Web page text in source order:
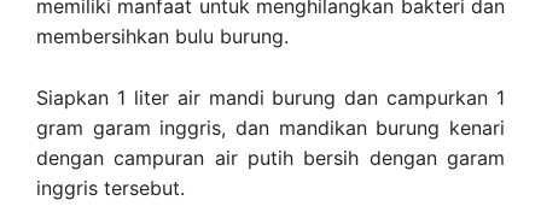
memiliki manfaat untuk menghilangkan bakteri dan
membersihkan bulu burung.
Siapkan 1 liter air mandi burung dan campurkan 1
gram garam inggris, dan mandikan burung kenari
dengan campuran air putih bersih dengan garam
inggris tersebut.